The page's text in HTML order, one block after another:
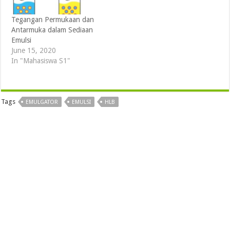
Tegangan Permukaan dan
Antarmuka dalam Sediaan
Emulsi
June 15, 2020
In "Mahasiswa S1"
Tags EMULGATOR EMULSI HLB